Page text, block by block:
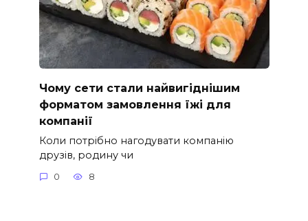
Чому сети стали найвигіднішим
форматом замовлення їжі для
компанії
Коли потрібно нагодувати компанію
друзів, родину чи
0 8